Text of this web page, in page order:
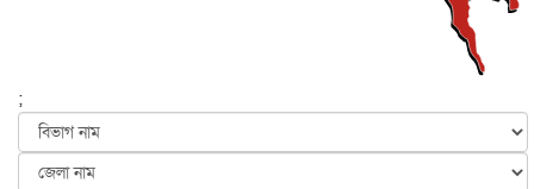
৪ আগস্ট, ২০২৬
‘ট্রাম্প প্রশাসন না থাকলে তেল শিল্প ধ্বংস হয়ে যেত’, দাবি মা...
যৌন হয়রানির মামলায় কুস্তির সাবেক প্রধানকে খালাস দিয়েছেন
;